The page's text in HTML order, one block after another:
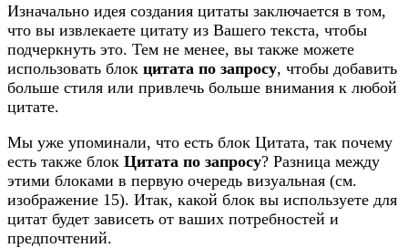
Изначально идея создания цитаты заключается в том,
что вы извлекаете цитату из Вашего текста, чтобы
подчеркнуть это. Тем не менее, вы также можете
использовать блок цитата по запросу, чтобы добавить
больше стиля или привлечь больше внимания к любой
цитате.
Мы уже упоминали, что есть блок Цитата, так почему
есть также блок Цитата по запросу? Разница между
этими блоками в первую очередь визуальная (см.
изображение 15). Итак, какой блок вы используете для
цитат будет зависеть от ваших потребностей и
предпочтений.